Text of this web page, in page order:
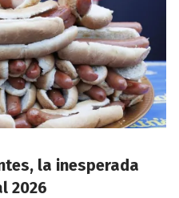
la inesperada
2026